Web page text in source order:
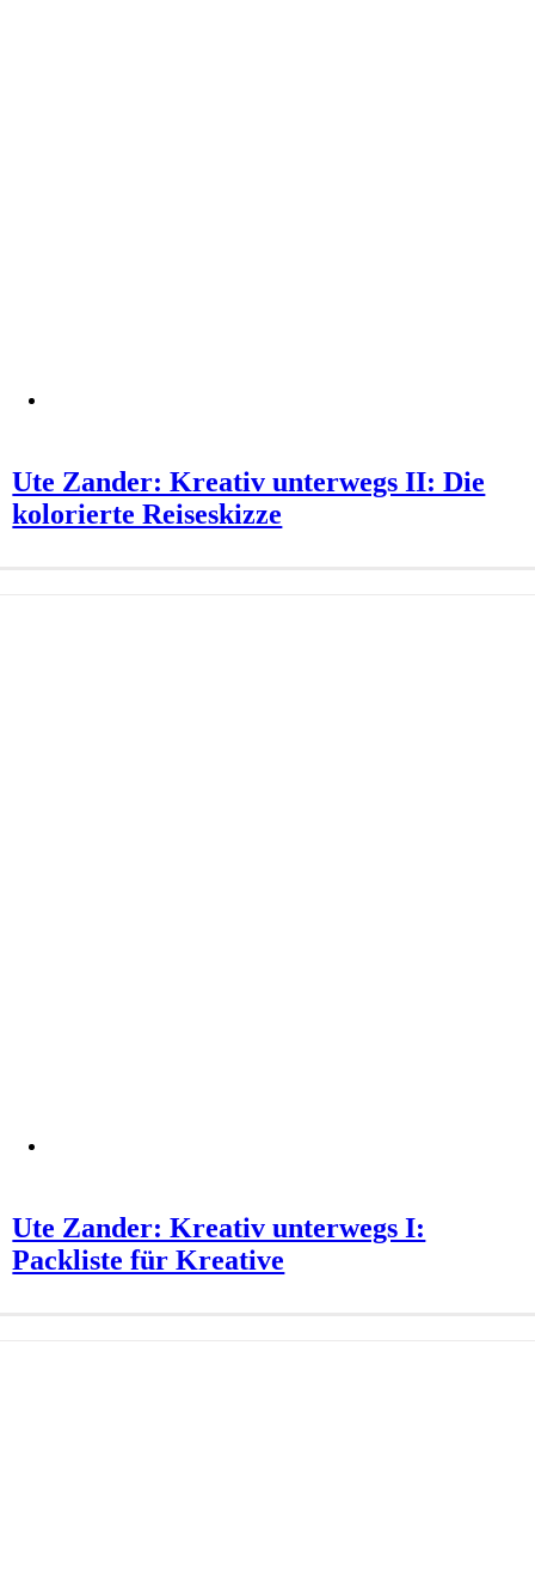
Ute Zander: Kreativ unterwegs II: Die
kolorierte Reiseskizze
Ute Zander: Kreativ unterwegs I:
Packliste für Kreative